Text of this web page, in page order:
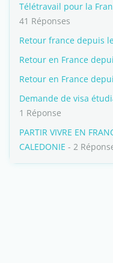
Télétravail pour la
41 Réponses
Retour france depuis
Retour en France
Retour en France
Demande de visa
1 Réponse
PARTIR VIVRE EN
CALEDONIE - 2